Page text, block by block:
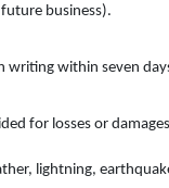
business).
within seven
for losses or
lightning,